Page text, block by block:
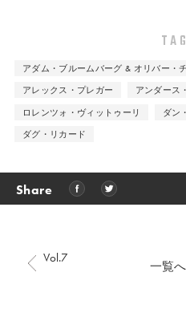
アダム・ブルームバーグ & オリバー・
アレックス・プレガー
アンダース
ロレンツォ・ヴィットゥーリ
ダン
ダグ・リカード
Share
Vol.7
一覧